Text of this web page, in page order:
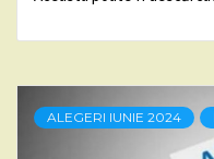
ALEGERI IUNIE 2024